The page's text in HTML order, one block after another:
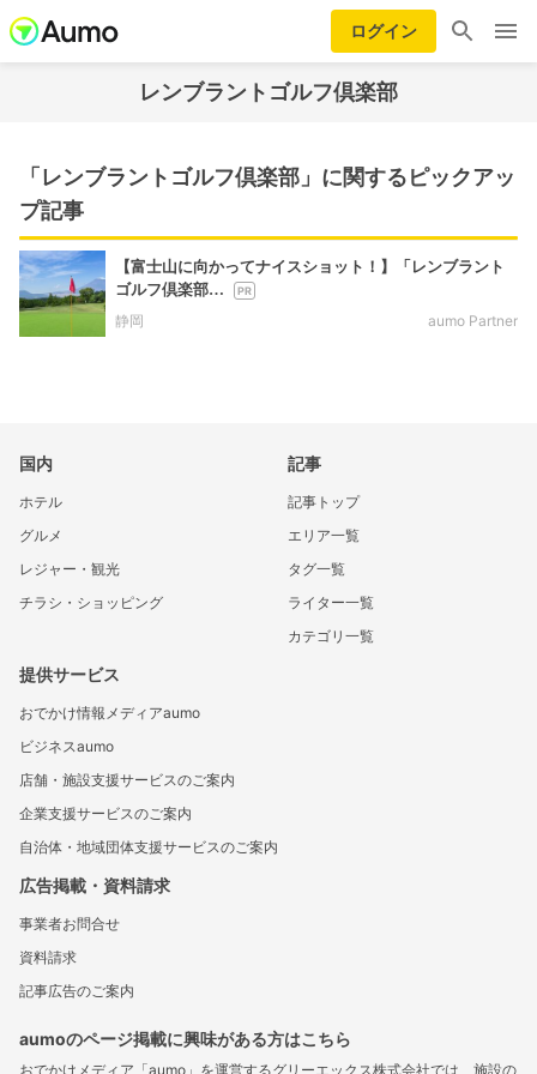
ログイン
レンブラントゴルフ倶楽部
「レンブラントゴルフ倶楽部」に関するピックアッ
プ記事
【富士山に向かってナイスショット！】「レンブラント
ゴルフ倶楽部…
静岡
aumo Partner
国内
ホテル
グルメ
レジャー・観光
チラシ・ショッピング
記事
記事トップ
エリア一覧
タグ一覧
ライター一覧
カテゴリ一覧
提供サービス
おでかけ情報メディアaumo
ビジネスaumo
店舗・施設支援サービスのご案内
企業支援サービスのご案内
自治体・地域団体支援サービスのご案内
広告掲載・資料請求
事業者お問合せ
資料請求
記事広告のご案内
aumoのページ掲載に興味がある方はこちら
おでかけメディア「aumo」を運営するグリーエックス株式会社では、施設の